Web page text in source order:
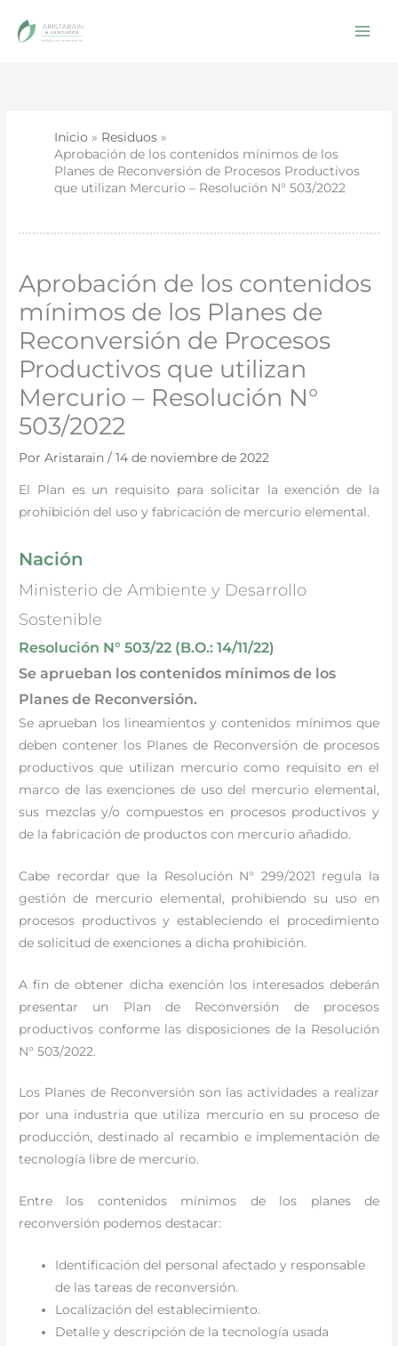
Inicio
Residuos
Aprobación de los contenidos mínimos de los
Planes de Reconversión de Procesos Productivos
que utilizan Mercurio – Resolución N° 503/2022
Aprobación de los contenidos
mínimos de los Planes de
Reconversión de Procesos
Productivos que utilizan
Mercurio – Resolución N°
503/2022
PorAristarain/14 de noviembre de 2022
El Plan es un requisito para solicitar la exención de la
prohibición del uso y fabricación de mercurio elemental.
Nación
Ministerio de Ambiente y Desarrollo
Sostenible
Resolución N° 503/22 (B.O.: 14/11/22)
Se aprueban los contenidos mínimos de los
Planes de Reconversión.
Se aprueban los lineamientos y contenidos mínimos que
deben contener los Planes de Reconversión de procesos
productivos que utilizan mercurio como requisito en el
marco de las exenciones de uso del mercurio elemental,
sus mezclas y/o compuestos en procesos productivos y
de la fabricación de productos con mercurio añadido.
Cabe recordar que la Resolución N° 299/2021 regula la
gestión de mercurio elemental, prohibiendo su uso en
procesos productivos y estableciendo el procedimiento
de solicitud de exenciones a dicha prohibición.
A fin de obtener dicha exención los interesados deberán
presentar un Plan de Reconversión de procesos
productivos conforme las disposiciones de la Resolución
N° 503/2022.
Los Planes de Reconversión son las actividades a realizar
por una industria que utiliza mercurio en su proceso de
producción, destinado al recambio e implementación de
tecnología libre de mercurio.
Entre los contenidos mínimos de los planes de
reconversión podemos destacar:
Identificación del personal afectado y responsable
de las tareas de reconversión.
Localización del establecimiento.
Detalle y descripción de la tecnología usada